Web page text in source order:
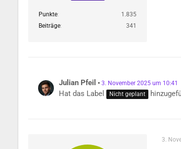
Punkte
1.835
Beiträge
341
Julian Pfeil 3. November 2025 um 10:41
Hat das Label Nicht geplant
3.